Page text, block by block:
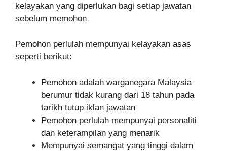
kelayakan yang diperlukan bagi setiap jawatan
sebelum memohon
Pemohon perlulah mempunyai kelayakan asas
seperti berikut:
Pemohon adalah warganegara Malaysia
berumur tidak kurang dari 18 tahun pada
tarikh tutup iklan jawatan
Pemohon perlulah mempunyai personaliti
dan keterampilan yang menarik
Mempunyai semangat yang tinggi dalam